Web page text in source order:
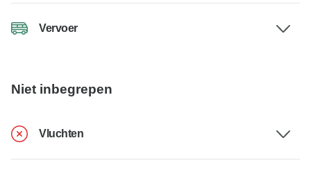
Vervoer
Niet inbegrepen
Vluchten